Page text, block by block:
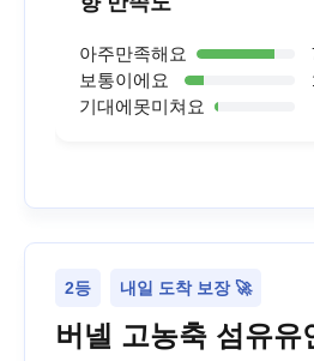
아주만족해요
보통이에요
기대에못미쳐요
2등 내일 도착 보장 🚀
버넬 고농축 섬유유